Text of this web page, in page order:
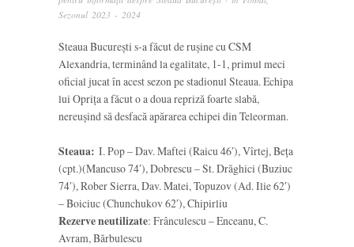
Sezonul 2023 - 2024
Steaua București s-a făcut de rușine cu CSM
Alexandria, terminând la egalitate, 1-1, primul meci
oficial jucat în acest sezon pe stadionul Steaua. Echipa
lui Oprița a făcut o a doua repriză foarte slabă,
nereușind să desfacă apărarea echipei din Teleorman.
Steaua: I. Pop – Dav. Maftei (Raicu 46′), Vîrtej, Beța
(cpt.)(Mancuso 74′), Dobrescu – St. Drăghici (Buziuc
74′), Rober Sierra, Dav. Matei, Topuzov (Ad. Ilie 62′)
– Boiciuc (Chunchukov 62′), Chipirliu
Rezerve neutilizate: Frânculescu – Enceanu, C.
Avram, Bărbulescu